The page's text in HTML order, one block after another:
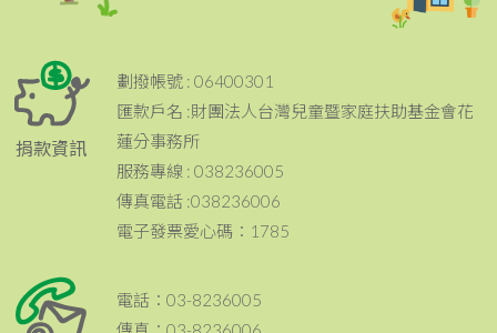
捐款資訊
劃撥帳號 : 06400301
匯款戶名 :財團法人台灣兒童暨家庭扶助基金會花
蓮分事務所
服務專線 : 038236005
傳真電話 :038236006
電子發票愛心碼：1785
電話：03-8236005